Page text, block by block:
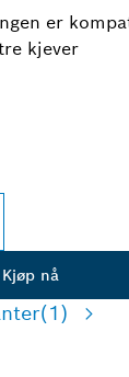
er
kjever
Kjøp nå
(1)